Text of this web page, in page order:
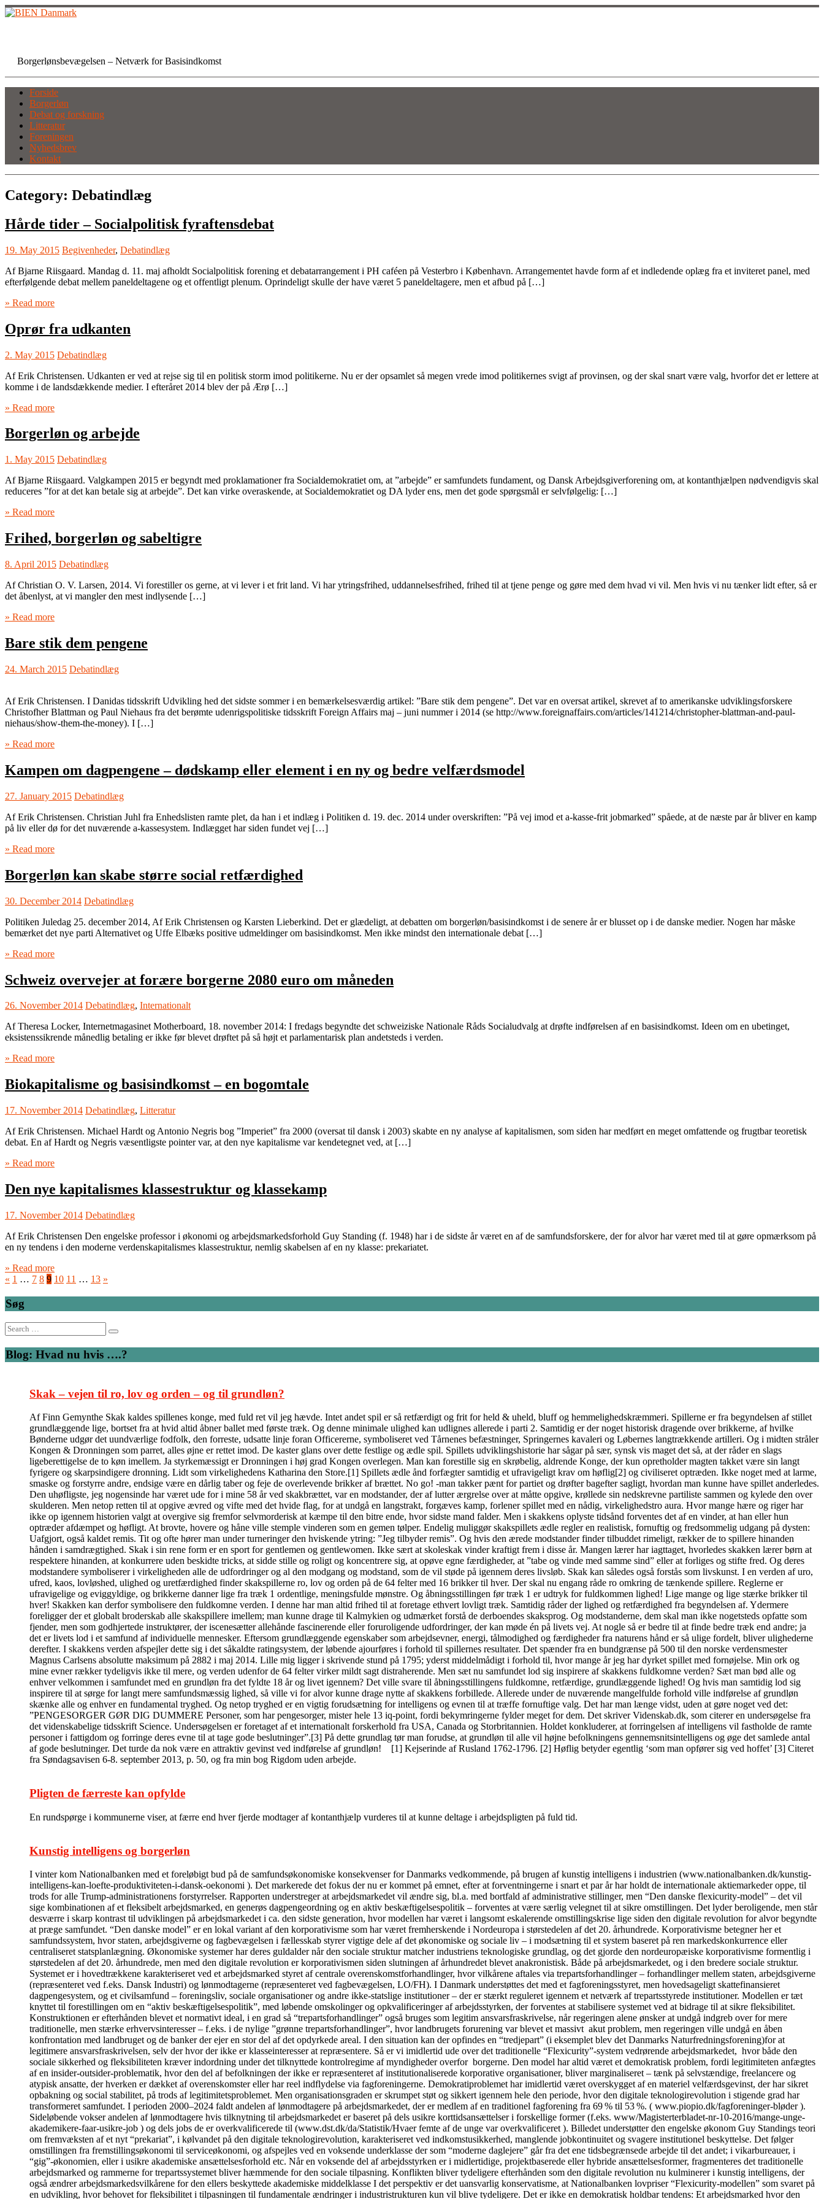
Skip
to
Borgerlønsbevægelsen – Netværk for Basisindkomst
Forside
Borgerløn
Debat og forskning
Litteratur
Foreningen
Nyhedsbrev
Kontakt
Category: Debatindlæg
Hårde tider – Socialpolitisk fyraftensdebat
19. May 2015 Begivenheder, Debatindlæg
Af Bjarne Riisgaard. Mandag d. 11. maj afholdt Socialpolitisk forening et debatarrangement i PH caféen på Vesterbro i København. Arrangementet havde form af et indledende oplæg fra et inviteret panel, med
efterfølgende debat mellem paneldeltagene og et offentligt plenum. Oprindeligt skulle der have været 5 paneldeltagere, men et afbud på […]
» Read more
Oprør fra udkanten
2. May 2015 Debatindlæg
Af Erik Christensen. Udkanten er ved at rejse sig til en politisk storm imod politikerne. Nu er der opsamlet så megen vrede imod politikernes svigt af provinsen, og der skal snart være valg, hvorfor det er lettere at
komme i de landsdækkende medier. I efteråret 2014 blev der på Ærø […]
» Read more
Borgerløn og arbejde
1. May 2015 Debatindlæg
Af Bjarne Riisgaard. Valgkampen 2015 er begyndt med proklamationer fra Socialdemokratiet om, at ”arbejde” er samfundets fundament, og Dansk Arbejdsgiverforening om, at kontanthjælpen nødvendigvis skal
reduceres ”for at det kan betale sig at arbejde”. Det kan virke overaskende, at Socialdemokratiet og DA lyder ens, men det gode spørgsmål er selvfølgelig: […]
» Read more
Frihed, borgerløn og sabeltigre
8. April 2015 Debatindlæg
Af Christian O. V. Larsen, 2014. Vi forestiller os gerne, at vi lever i et frit land. Vi har ytringsfrihed, uddannelsesfrihed, frihed til at tjene penge og gøre med dem hvad vi vil. Men hvis vi nu tænker lidt efter, så er
det åbenlyst, at vi mangler den mest indlysende […]
» Read more
Bare stik dem pengene
24. March 2015 Debatindlæg
Af Erik Christensen. I Danidas tidsskrift Udvikling hed det sidste sommer i en bemærkelsesværdig artikel: ”Bare stik dem pengene”. Det var en oversat artikel, skrevet af to amerikanske udviklingsforskere
Christofher Blattman og Paul Niehaus fra det berømte udenrigspolitiske tidsskrift Foreign Affairs maj – juni nummer i 2014 (se http://www.foreignaffairs.com/articles/141214/christopher-blattman-and-paul-
niehaus/show-them-the-money). I […]
» Read more
Kampen om dagpengene – dødskamp eller element i en ny og bedre velfærdsmodel
27. January 2015 Debatindlæg
Af Erik Christensen. Christian Juhl fra Enhedslisten ramte plet, da han i et indlæg i Politiken d. 19. dec. 2014 under overskriften: ”På vej imod et a-kasse-frit jobmarked” spåede, at de næste par år bliver en kamp
på liv eller dø for det nuværende a-kassesystem. Indlægget har siden fundet vej […]
» Read more
Borgerløn kan skabe større social retfærdighed
30. December 2014 Debatindlæg
Politiken Juledag 25. december 2014, Af Erik Christensen og Karsten Lieberkind. Det er glædeligt, at debatten om borgerløn/basisindkomst i de senere år er blusset op i de danske medier. Nogen har måske
bemærket det nye parti Alternativet og Uffe Elbæks positive udmeldinger om basisindkomst. Men ikke mindst den internationale debat […]
» Read more
Schweiz overvejer at forære borgerne 2080 euro om måneden
26. November 2014 Debatindlæg, Internationalt
Af Theresa Locker, Internetmagasinet Motherboard, 18. november 2014: I fredags begyndte det schweiziske Nationale Råds Socialudvalg at drøfte indførelsen af en basisindkomst. Ideen om en ubetinget,
eksistenssikrende månedlig betaling er ikke før blevet drøftet på så højt et parlamentarisk plan andetsteds i verden.
» Read more
Biokapitalisme og basisindkomst – en bogomtale
17. November 2014 Debatindlæg, Litteratur
Af Erik Christensen. Michael Hardt og Antonio Negris bog ”Imperiet” fra 2000 (oversat til dansk i 2003) skabte en ny analyse af kapitalismen, som siden har medført en meget omfattende og frugtbar teoretisk
debat. En af Hardt og Negris væsentligste pointer var, at den nye kapitalisme var kendetegnet ved, at […]
» Read more
Den nye kapitalismes klassestruktur og klassekamp
17. November 2014 Debatindlæg
Af Erik Christensen Den engelske professor i økonomi og arbejdsmarkedsforhold Guy Standing (f. 1948) har i de sidste år været en af de samfundsforskere, der for alvor har været med til at gøre opmærksom på
en ny tendens i den moderne verdenskapitalismes klassestruktur, nemlig skabelsen af en ny klasse: prekariatet.
» Read more
« 1 … 7 8 9 10 11 … 13 »
Søg
Search
for:
Blog: Hvad nu hvis ….?
Skak – vejen til ro, lov og orden – og til grundløn?
Af Finn Gemynthe Skak kaldes spillenes konge, med fuld ret vil jeg hævde. Intet andet spil er så retfærdigt og frit for held & uheld, bluff og hemmelighedskræmmeri. Spillerne er fra begyndelsen af stillet
grundlæggende lige, bortset fra at hvid altid åbner ballet med første træk. Og denne minimale ulighed kan udlignes allerede i parti 2. Samtidig er der noget historisk dragende over brikkerne, af hvilke
Bønderne udgør det uundværlige fodfolk, den forreste, udsatte linje foran Officererne, symboliseret ved Tårnenes befæstninger, Springernes kavaleri og Løbernes langtrækkende artilleri. Og i midten stråler
Kongen & Dronningen som parret, alles øjne er rettet imod. De kaster glans over dette festlige og ædle spil. Spillets udviklingshistorie har sågar på sær, synsk vis maget det så, at der råder en slags
ligeberettigelse de to køn imellem. Ja styrkemæssigt er Dronningen i høj grad Kongen overlegen. Man kan forestille sig en skrøbelig, aldrende Konge, der kun opretholder magten takket være sin langt
fyrigere og skarpsindigere dronning. Lidt som virkelighedens Katharina den Store.[1] Spillets ædle ånd forfægter samtidig et ufravigeligt krav om høflig[2] og civiliseret optræden. Ikke noget med at larme,
smaske og forstyrre andre, endsige være en dårlig taber og feje de overlevende brikker af brættet. No go! -man takker pænt for partiet og drøfter bagefter sagligt, hvordan man kunne have spillet anderledes.
Den uhøfligste, jeg nogensinde har været ude for i mine 58 år ved skakbrættet, var en modstander, der af lutter ærgrelse over at måtte opgive, krøllede sin nedskrevne partiliste sammen og kylede den over
skulderen. Men netop retten til at opgive ævred og vifte med det hvide flag, for at undgå en langstrakt, forgæves kamp, forlener spillet med en nådig, virkelighedstro aura. Hvor mange hære og riger har
ikke op igennem historien valgt at overgive sig fremfor selvmorderisk at kæmpe til den bitre ende, hvor sidste mand falder. Men i skakkens oplyste tidsånd forventes det af en vinder, at han eller hun
optræder afdæmpet og høfligt. At brovte, hovere og håne ville stemple vinderen som en gemen tølper. Endelig muliggør skakspillets ædle regler en realistisk, fornuftig og fredsommelig udgang på dysten:
Uafgjort, også kaldet remis. Tit og ofte hører man under turneringer den hviskende ytring: ”Jeg tilbyder remis”. Og hvis den ærede modstander finder tilbuddet rimeligt, rækker de to spillere hinanden
hånden i samdrægtighed. Skak i sin rene form er en sport for gentlemen og gentlewomen. Ikke sært at skoleskak vinder kraftigt frem i disse år. Mangen lærer har iagttaget, hvorledes skakken lærer børn at
respektere hinanden, at konkurrere uden beskidte tricks, at sidde stille og roligt og koncentrere sig, at opøve egne færdigheder, at ”tabe og vinde med samme sind” eller at forliges og stifte fred. Og deres
modstandere symboliserer i virkeligheden alle de udfordringer og al den modgang og modstand, som de vil støde på igennem deres livsløb. Skak kan således også forstås som livskunst. I en verden af uro,
ufred, kaos, lovløshed, ulighed og uretfærdighed finder skakspillerne ro, lov og orden på de 64 felter med 16 brikker til hver. Der skal nu engang råde ro omkring de tænkende spillere. Reglerne er
ufravigelige og eviggyldige, og brikkerne danner lige fra træk 1 ordentlige, meningsfulde mønstre. Og åbningsstillingen før træk 1 er udtryk for fuldkommen lighed! Lige mange og lige stærke brikker til
hver! Skakken kan derfor symbolisere den fuldkomne verden. I denne har man altid frihed til at foretage ethvert lovligt træk. Samtidig råder der lighed og retfærdighed fra begyndelsen af. Ydermere
foreligger der et globalt broderskab alle skakspillere imellem; man kunne drage til Kalmykien og udmærket forstå de derboendes skaksprog. Og modstanderne, dem skal man ikke nogetsteds opfatte som
fjender, men som godhjertede instruktører, der iscenesætter allehånde fascinerende eller foruroligende udfordringer, der kan møde én på livets vej. At nogle så er bedre til at finde bedre træk end andre; ja
det er livets lod i et samfund af individuelle mennesker. Eftersom grundlæggende egenskaber som arbejdsevner, energi, tålmodighed og færdigheder fra naturens hånd er så ulige fordelt, bliver ulighederne
derefter. I skakkens verden afspejler dette sig i det såkaldte ratingsystem, der løbende ajourføres i forhold til spillernes resultater. Det spænder fra en bundgrænse på 500 til den norske verdensmester
Magnus Carlsens absolutte maksimum på 2882 i maj 2014. Lille mig ligger i skrivende stund på 1795; yderst middelmådigt i forhold til, hvor mange år jeg har dyrket spillet med fornøjelse. Min ork og
mine evner rækker tydeligvis ikke til mere, og verden udenfor de 64 felter virker mildt sagt distraherende. Men sæt nu samfundet lod sig inspirere af skakkens fuldkomne verden? Sæt man bød alle og
enhver velkommen i samfundet med en grundløn fra det fyldte 18 år og livet igennem? Det ville svare til åbningsstillingens fuldkomne, retfærdige, grundlæggende lighed! Og hvis man samtidig lod sig
inspirere til at sørge for langt mere samfundsmæssig lighed, så ville vi for alvor kunne drage nytte af skakkens forbillede. Allerede under de nuværende mangelfulde forhold ville indførelse af grundløn
skænke alle og enhver en fundamental tryghed. Og netop tryghed er en vigtig forudsætning for intelligens og evnen til at træffe fornuftige valg. Det har man længe vidst, uden at gøre noget ved det:
”PENGESORGER GØR DIG DUMMERE Personer, som har pengesorger, mister hele 13 iq-point, fordi bekymringerne fylder meget for dem. Det skriver Videnskab.dk, som citerer en undersøgelse fra
det videnskabelige tidsskrift Science. Undersøgelsen er foretaget af et internationalt forskerhold fra USA, Canada og Storbritannien. Holdet konkluderer, at forringelsen af intelligens vil fastholde de ramte
personer i fattigdom og forringe deres evne til at tage gode beslutninger”.[3] På dette grundlag tør man forudse, at grundløn til alle vil højne befolkningens gennemsnitsintelligens og øge det samlede antal
af gode beslutninger. Det turde da nok være en attraktiv gevinst ved indførelse af grundløn! [1] Kejserinde af Rusland 1762-1796. [2] Høflig betyder egentlig ‘som man opfører sig ved hoffet’ [3] Citeret
fra Søndagsavisen 6-8. september 2013, p. 50, og fra min bog Rigdom uden arbejde.
Pligten de færreste kan opfylde
En rundspørge i kommunerne viser, at færre end hver fjerde modtager af kontanthjælp vurderes til at kunne deltage i arbejdspligten på fuld tid.
Kunstig intelligens og borgerløn
I vinter kom Nationalbanken med et foreløbigt bud på de samfundsøkonomiske konsekvenser for Danmarks vedkommende, på brugen af kunstig intelligens i industrien (www.nationalbanken.dk/kunstig-
intelligens-kan-loefte-produktiviteten-i-dansk-oekonomi ). Det markerede det fokus der nu er kommet på emnet, efter at forventningerne i snart et par år har holdt de internationale aktiemarkeder oppe, til
trods for alle Trump-administrationens forstyrrelser. Rapporten understreger at arbejdsmarkedet vil ændre sig, bl.a. med bortfald af administrative stillinger, men “Den danske flexicurity-model” – det vil
sige kombinationen af et fleksibelt arbejdsmarked, en generøs dagpengeordning og en aktiv beskæftigelsespolitik – forventes at være særlig velegnet til at sikre omstillingen. Det lyder beroligende, men står
desværre i skarp kontrast til udviklingen på arbejdsmarkedet i ca. den sidste generation, hvor modellen har været i langsomt eskalerende omstillingskrise lige siden den digitale revolution for alvor begyndte
at præge samfundet. “Den danske model” er en lokal variant af den korporativisme som har været fremherskende i Nordeuropa i størstedelen af det 20. århundrede. Korporativisme betegner her et
samfundssystem, hvor staten, arbejdsgiverne og fagbevægelsen i fællesskab styrer vigtige dele af det økonomiske og sociale liv – i modsætning til et system baseret på ren markedskonkurrence eller
centraliseret statsplanlægning. Økonomiske systemer har deres guldalder når den sociale struktur matcher industriens teknologiske grundlag, og det gjorde den nordeuropæiske korporativisme formentlig i
størstedelen af det 20. århundrede, men med den digitale revolution er korporativismen siden slutningen af århundredet blevet anakronistisk. Både på arbejdsmarkedet, og i den bredere sociale struktur.
Systemet er i hovedtrækkene karakteriseret ved et arbejdsmarked styret af centrale overenskomstforhandlinger, hvor vilkårene aftales via trepartsforhandlinger – forhandlinger mellem staten, arbejdsgiverne
(repræsenteret ved f.eks. Dansk Industri) og lønmodtagerne (repræsenteret ved fagbevægelsen, LO/FH). I Danmark understøttes det med et fagforeningsstyret, men hovedsageligt skattefinansieret
dagpengesystem, og et civilsamfund – foreningsliv, sociale organisationer og andre ikke-statslige institutioner – der er stærkt reguleret igennem et netværk af trepartsstyrede institutioner. Modellen er tæt
knyttet til forestillingen om en “aktiv beskæftigelsespolitik”, med løbende omskolinger og opkvalificeringer af arbejdsstyrken, der forventes at stabilisere systemet ved at bidrage til at sikre fleksibilitet.
Konstruktionen er efterhånden blevet et normativt ideal, i en grad så “trepartsforhandlinger” også bruges som legitim ansvarsfraskrivelse, når regeringen alene ønsker at undgå indgreb over for mere
traditionelle, men stærke erhvervsinteresser – f.eks. i de nylige ”grønne trepartsforhandlinger”, hvor landbrugets forurening var blevet et massivt akut problem, men regeringen ville undgå en åben
konfrontation med landbruget og de banker der ejer en stor del af det opdyrkede areal. I den situation kan der opfindes en “tredjepart” (i eksemplet blev det Danmarks Naturfredningsforening)for at
legitimere ansvarsfraskrivelsen, selv der hvor der ikke er klasseinteresser at repræsentere. Så er vi imidlertid ude over det traditionelle “Flexicurity”-system vedrørende arbejdsmarkedet, hvor både den
sociale sikkerhed og fleksibiliteten kræver indordning under det tilknyttede kontrolregime af myndigheder overfor borgerne. Den model har altid været et demokratisk problem, fordi legitimiteten anfægtes
af en insider-outsider-problematik, hvor den del af befolkningen der ikke er repræsenteret af institutionaliserede korporative organisationer, bliver marginaliseret – tænk på selvstændige, freelancere og
atypisk ansatte, der hverken er dækket af overenskomster eller har reel indflydelse via fagforeningerne. Demokratiproblemet har imidlertid været overskygget af en materiel velfærdsgevinst, der har sikret
opbakning og social stabilitet, på trods af legitimitetsproblemet. Men organisationsgraden er skrumpet støt og sikkert igennem hele den periode, hvor den digitale teknologirevolution i stigende grad har
transformeret samfundet. I perioden 2000–2024 faldt andelen af lønmodtagere på arbejdsmarkedet, der er medlem af en traditionel fagforening fra 69 % til 53 %. ( www.piopio.dk/fagforeninger-bløder ).
Sideløbende vokser andelen af lønmodtagere hvis tilknytning til arbejdsmarkedet er baseret på dels usikre korttidsansættelser i forskellige former (f.eks. www/Magisterterbladet-nr-10-2016/mange-unge-
akademikere-faar-usikre-job ) og dels jobs de er overkvalificerede til (www.dst.dk/da/Statistik/Hvaer femte af de unge var overkvalificeret ). Billedet understøtter den engelske økonom Guy Standings teori
om fremvæksten af et nyt “prekariat”, i kølvandet på den digitale teknologirevolution, karakteriseret ved indkomstusikkerhed, manglende jobkontinuitet og svagere institutionel beskyttelse. Det følger
omstillingen fra fremstillingsøkonomi til serviceøkonomi, og afspejles ved en voksende underklasse der som “moderne daglejere” går fra det ene tidsbegrænsede arbejde til det andet; i vikarbureauer, i
“gig”-økonomien, eller i usikre akademiske ansættelsesforhold etc. Når en voksende del af arbejdsstyrken er i midlertidige, projektbaserede eller hybride ansættelsesformer, fragmenteres det traditionelle
arbejdsmarked og rammerne for trepartssystemet bliver hæmmende for den sociale tilpasning. Konflikten bliver tydeligere efterhånden som den digitale revolution nu kulminerer i kunstig intelligens, der
også ændrer arbejdsmarkedsvilkårene for den ellers beskyttede akademiske middelklasse I det perspektiv er det uansvarlig konservatisme, at Nationalbanken lovpriser “Flexicurity-modellen” som svaret på
en udvikling, hvor behovet for fleksibilitet i tilpasningen til fundamentale ændringer i industristrukturen kun vil blive tydeligere. Det er ikke en demokratisk holdbar tendens: Et arbejdsmarked hvor den